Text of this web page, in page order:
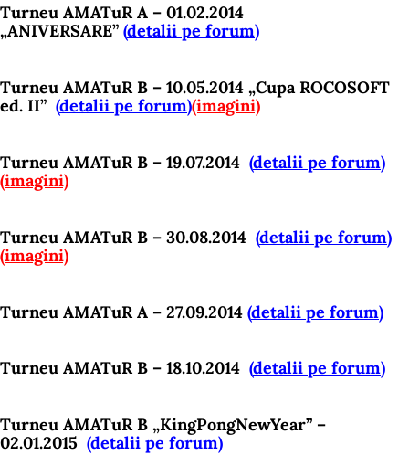
Turneu AMATuR A – 01.02.2014
„ANIVERSARE” (detalii pe forum)
Turneu AMATuR B – 10.05.2014 „Cupa ROCOSOFT
ed. II” (detalii pe forum)(imagini)
Turneu AMATuR B – 19.07.2014 (detalii pe forum)
(imagini)
Turneu AMATuR B – 30.08.2014 (detalii pe forum)
(imagini)
Turneu AMATuR A – 27.09.2014 (detalii pe forum)
Turneu AMATuR B – 18.10.2014 (detalii pe forum)
Turneu AMATuR B „KingPongNewYear” –
02.01.2015 (detalii pe forum)